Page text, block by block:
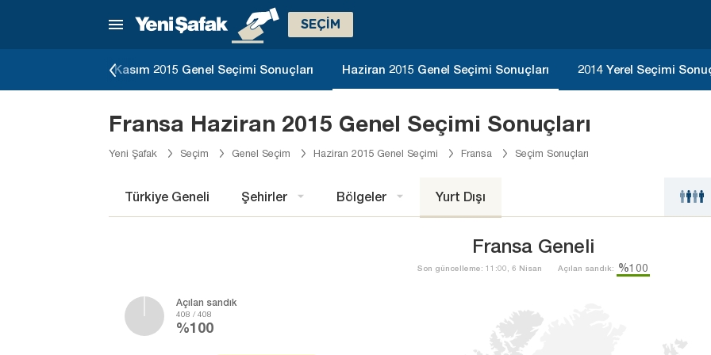
SEÇİM
Kasım 2015 Genel Seçimi Sonuçları Haziran 2015 Genel Seçimi Sonuçları 2014 Yerel Seçimi
Fransa Haziran 2015 Genel Seçimi Sonuçları
Yeni Şafak Seçim Genel Seçim Haziran 2015 Genel Seçimi Fransa Seçim Sonuçları
Türkiye Geneli Şehirler Bölgeler Yurt Dışı
Fransa Geneli
Son güncelleme: 11:00, 6 Nisan Açılan sandık: %100
Açılan sandık
408 / 408
%100